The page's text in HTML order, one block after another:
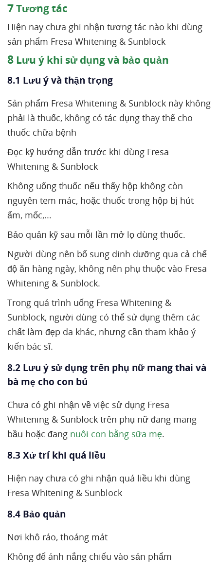
7Tương tác
Hiện nay chưa ghi nhận tương tác nào khi dùng
sản phẩm Fresa Whitening & Sunblock
8 Lưu ý khi sử dụng và bảo quản
8.1 Lưu ý và thận trọng
Sản phẩm Fresa Whitening & Sunblock này không
phải là thuốc, không có tác dụng thay thế cho
thuốc chữa bệnh
Đọc kỹ hướng dẫn trước khi dùng Fresa
Whitening & Sunblock
Không uống thuốc nếu thấy hộp không còn
nguyên tem mác, hoặc thuốc trong hộp bị hút
ẩm, mốc,...
Bảo quản kỹ sau mỗi lần mở lọ dùng thuốc.
Người dùng nên bổ sung dinh dưỡng qua cả chế
độ ăn hàng ngày, không nên phụ thuộc vào Fresa
Whitening & Sunblock.
Trong quá trình uống Fresa Whitening &
Sunblock, người dùng có thể sử dụng thêm các
chất làm đẹp da khác, nhưng cần tham khảo ý
kiến bác sĩ.
8.2 Lưu ý sử dụng trên phụ nữ mang thai và
bà mẹ cho con bú
Chưa có ghi nhận về việc sử dụng Fresa
Whitening & Sunblock trên phụ nữ đang mang
bầu hoặc đang nuôi con bằng sữa mẹ.
8.3 Xử trí khi quá liều
Hiện nay chưa có ghi nhận quá liều khi dùng
Fresa Whitening & Sunblock
8.4 Bảo quản
Nơi khô ráo, thoáng mát
Không để ánh nắng chiếu vào sản phẩm